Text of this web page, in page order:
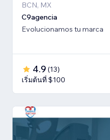
BCN, MX
C9agencia
Evolucionamos tu marca
4.9 (13)
เริ่มต้นที่ $100